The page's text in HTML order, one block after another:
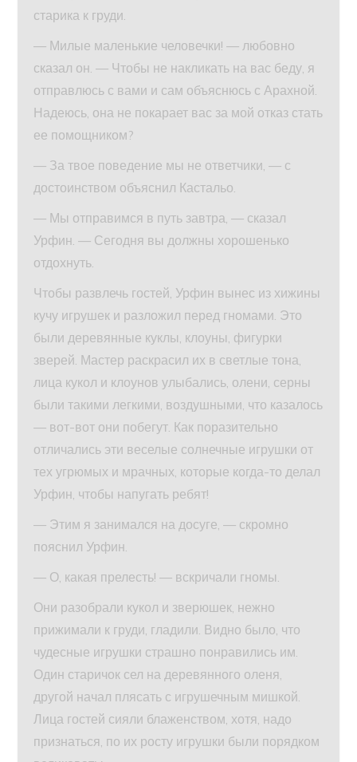
старика к груди.
— Милые маленькие человечки! — любовно
сказал он. — Чтобы не накликать на вас беду, я
отправлюсь с вами и сам объяснюсь с Арахной.
Надеюсь, она не покарает вас за мой отказ стать
ее помощником?
— За твое поведение мы не ответчики, — с
достоинством объяснил Кастальо.
— Мы отправимся в путь завтра, — сказал
Урфин. — Сегодня вы должны хорошенько
отдохнуть.
Чтобы развлечь гостей, Урфин вынес из хижины
кучу игрушек и разложил перед гномами. Это
были деревянные куклы, клоуны, фигурки
зверей. Мастер раскрасил их в светлые тона,
лица кукол и клоунов улыбались, олени, серны
были такими легкими, воздушными, что казалось
— вот-вот они побегут. Как поразительно
отличались эти веселые солнечные игрушки от
тех угрюмых и мрачных, которые когда-то делал
Урфин, чтобы напугать ребят!
— Этим я занимался на досуге, — скромно
пояснил Урфин.
— О, какая прелесть! — вскричали гномы.
Они разобрали кукол и зверюшек, нежно
прижимали к груди, гладили. Видно было, что
чудесные игрушки страшно понравились им.
Один старичок сел на деревянного оленя,
другой начал плясать с игрушечным мишкой.
Лица гостей сияли блаженством, хотя, надо
признаться, по их росту игрушки были порядком